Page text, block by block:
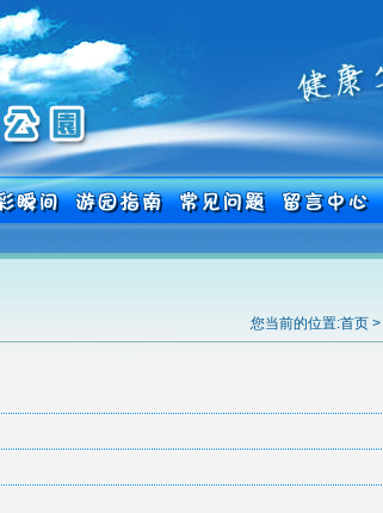
您当前的位置:首页 >